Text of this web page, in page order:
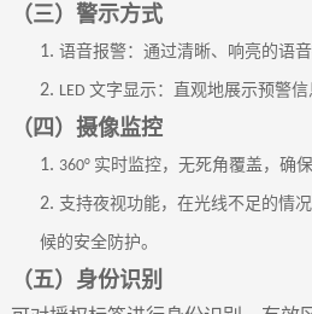
（三）警示方式
1. 语音报警：通过清晰、响亮的语
2. LED 文字显示：直观地展示预警信
（四）摄像监控
1. 360° 实时监控，无死角覆盖，确
2. 支持夜视功能，在光线不足的情
候的安全防护。
（五）身份识别